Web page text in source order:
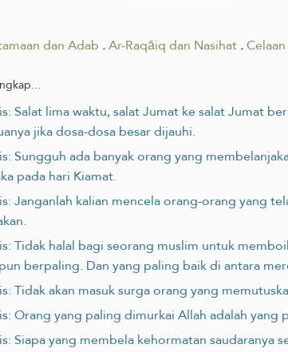
dan Adab .Ar-Raqāiq dan Nasihat.
Salat lima waktu, salat Jumat ke salat Jumat
jika dosa-dosa besar dijauhi.
Sungguh ada banyak orang yang
pada hari Kiamat.‎
Janganlah kalian mencela orang-orang yang
Tidak halal bagi seorang muslim untuk
berpaling. Dan yang paling baik di antara
Tidak akan masuk surga orang yang
Orang yang paling dimurkai Allah adalah
Siapa yang membela kehormatan saudaranya